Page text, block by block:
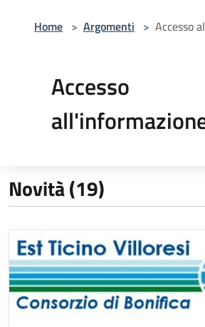
Home > Argomenti > Accesso
Accesso
Novità (19)